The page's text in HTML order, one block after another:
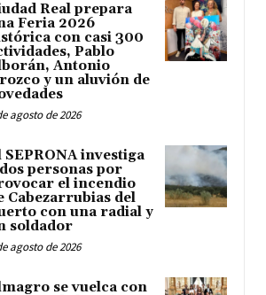
Real prepara
Feria 2026
con casi 300
Pablo
Antonio
y un aluvión de
agosto de 2026
SEPRONA investiga
personas por
el incendio
Cabezarrubias del
con una radial y
soldador
agosto de 2026
se vuelca con